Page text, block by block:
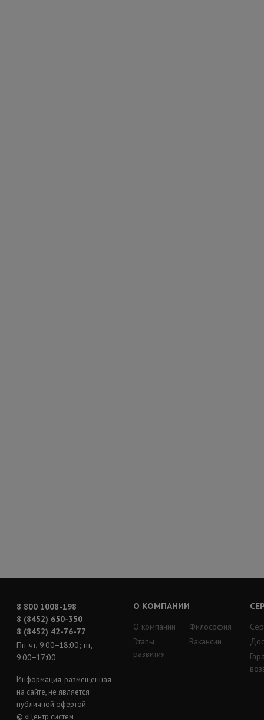
8 800 1008-198
8 (8452) 650-350
8 (8452) 42-76-77
Пн-чт, 9:00−18:00; пт,
9:00−17:00
Информация, размещенная
на сайте, не является
публичной офертой
© «Центр систем
О КОМПАНИИ
О компании
Этапы
развития
Философия
Вакансии